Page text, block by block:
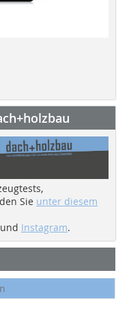
Sie unter diesem
und Instagram.